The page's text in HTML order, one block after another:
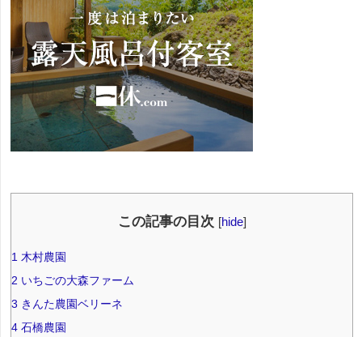
この記事の目次 [hide]
1 木村農園
2 いちごの大森ファーム
3 きんた農園ベリーネ
4 石橋農園